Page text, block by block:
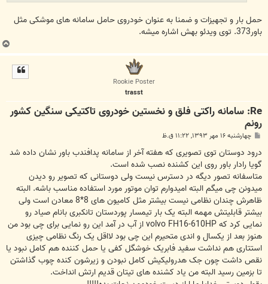
حمل بار و تجهیزات و ضمنا به عنوان خودروی حامل سامانه های موشکی مثل
باور373. توی ویدئو بهش اشاره میشه.
Rookie Poster
trasst
Re: سامانه راکتی فلق و نخستین خودروی تاکتیکی سنگین کشور
رونم
س
ت
چهارشنبه ۱۶ مهر ۱۳۹۳, ۱۱:۲۲ ق.ظ
درود دوستان توی تصویری که هفته آخر از سامانه پدافندب باور نشان داده شد
گویا رادار باور روی این کشنده نصب شده است.
متاسفانه تصور دیگه در دسترس نیست ولی دوستانی که تصویر رو دیدن
میدونن چی میگم البته امیدوارم توان موتور مورد استفاده مناسب باشه. البته
ظاهرش چندان نظامی نیست بیشتر مثل کامیون های 8*8 معادن است ولی
بیشتر قابلیتش مهمه البته یک بار تیمسار پوردستان تانکبری بانام صیاد رو
نمایی کرد که volvo FH16-610HP از آب در آمد این رو نمایی برای چی بود من
هنوز بعد از یکسال و اندی متحیرم این چی بود لااقل یک رنگ نظامی چیزی
استتاری هم نداشت سفید فابریک خوشگل کفی یا حمل کننده هم کامل نبود یا
نقص داشت چون جک هدرولیکیش کامل نبودن و زیرشون کنده چوب گذاشتن
تا بزمین رسید البته من یاد کشنده های تیتان قدیم ارتش انداخت.